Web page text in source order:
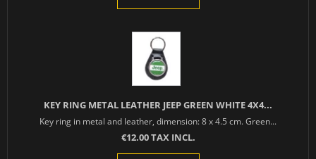
KEY RING METAL LEATHER JEEP GREEN WHITE 4X4...
Key ring in metal and leather, dimension: 8 x 4.5 cm. Green...
€12.00 TAX INCL.